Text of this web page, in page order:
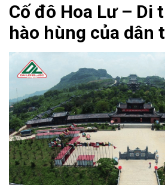
Cố đô Hoa Lư – Di
hào hùng của dân